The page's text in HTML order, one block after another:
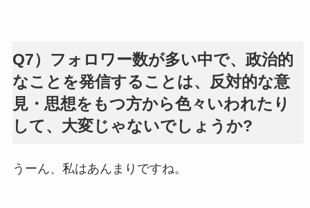
Q7）フォロワー数が多い中で、政治的
なことを発信することは、反対的な意
見・思想をもつ方から色々いわれたり
して、大変じゃないでしょうか?
うーん、私はあんまりですね。